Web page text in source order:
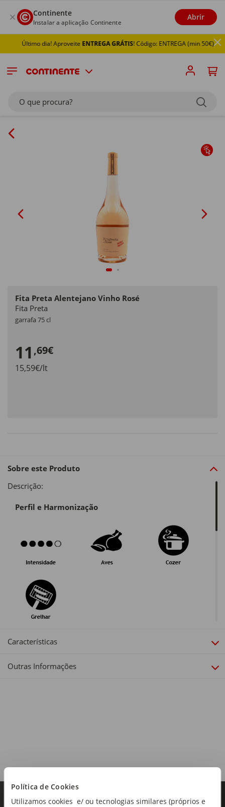
Política de Cookies
Utilizamos cookies e/ ou tecnologias similares (próprios e
Continente
Instalar a aplicação Continente
Abrir
Último dia! AproveiteENTREGA GRÁTIS! Código: ENTREGA (min 50€)
O que procura?
Fita Preta Alentejano Vinho Rosé
Fita Preta
garrafa 75 cl
11 ,69€
15,59€/lt
Sobre este Produto
Descrição:
Perfil e Harmonização
Vinho Rosé
Características
Outras Informações